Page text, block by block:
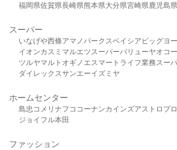
福岡県佐賀県長崎県熊本県大分県宮崎県鹿児島県
スーパー
いなげや西條アマノパークスベイシア ビッグヨ
イオンカスミ マルエツスーパーバリューヤオコー
ツルヤマルト オギノ エスマート ライフ業務スー
ダイレックスサンエーイズミヤ
ホームセンター
島忠 コメリ ナフコ コーナンカインズアストロプ
ジョイフル本田
ファッション